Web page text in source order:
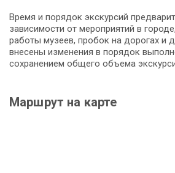
Время и порядок экскурсий
зависимости от мероприятий в
работы музеев, пробок на дорогах и
внесены изменения в порядок
сохранением общего объема
Маршрут на карте